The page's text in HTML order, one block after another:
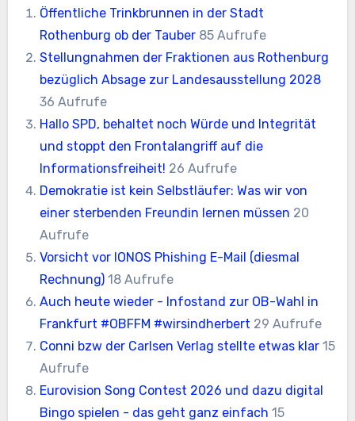
Öffentliche Trinkbrunnen in der Stadt
Rothenburg ob der Tauber 85 Aufrufe
Stellungnahmen der Fraktionen aus Rothenburg
bezüglich Absage zur Landesausstellung 2028
36 Aufrufe
Hallo SPD, behaltet noch Würde und Integrität
und stoppt den Frontalangriff auf die
Informationsfreiheit! 26 Aufrufe
Demokratie ist kein Selbstläufer: Was wir von
einer sterbenden Freundin lernen müssen 20
Aufrufe
Vorsicht vor IONOS Phishing E-Mail (diesmal
Rechnung) 18 Aufrufe
Auch heute wieder - Infostand zur OB-Wahl in
Frankfurt #OBFFM #wirsindherbert 29 Aufrufe
Conni bzw der Carlsen Verlag stellte etwas klar 15
Aufrufe
Eurovision Song Contest 2026 und dazu digital
Bingo spielen - das geht ganz einfach 15